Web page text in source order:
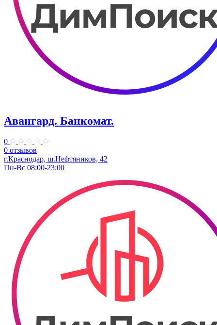
Авангард. Банкомат.
0
0 отзывов
г.Краснодар, ш.Нефтяников, 42
Пн-Вс 08:00-23:00